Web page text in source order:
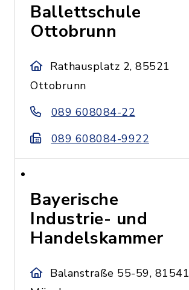
Ballettschule
Ottobrunn
Rathausplatz 2, 85521
Ottobrunn
089 608084-22
089 608084-9922
Bayerische
Industrie- und
Handelskammer
Balanstraße 55-59, 81541